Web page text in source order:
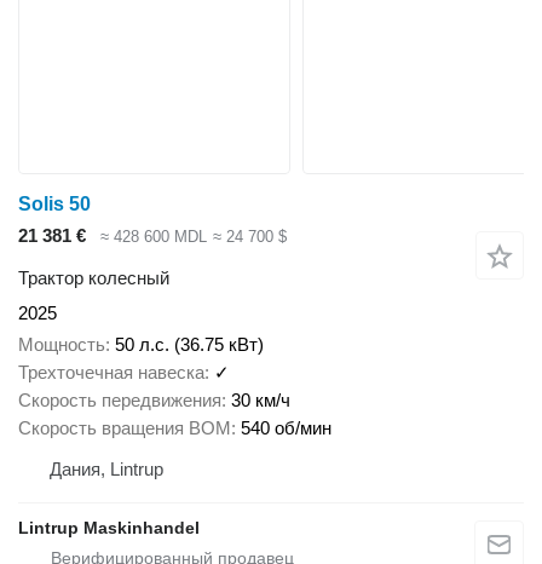
Solis 50
21 381 €
≈ 428 600 MDL ≈ 24 700 $
Трактор колесный
2025
Мощность 50 л.с. (36.75 кВт)
Трехточечная навеска ✓
Скорость передвижения 30 км/ч
Скорость вращения ВОМ 540 об/мин
Дания, Lintrup
Lintrup Maskinhandel